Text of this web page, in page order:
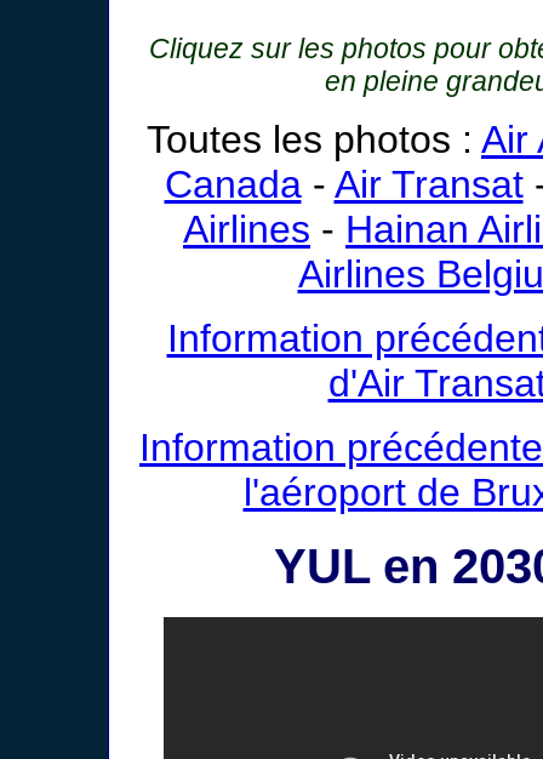
Cliquez sur les photos pour
en pleine
Toutes les photos : Air
Canada- Air Transat
Airlines - Hainan
Airlines
Information
d'Air
Information
l'aéroport de
YUL en